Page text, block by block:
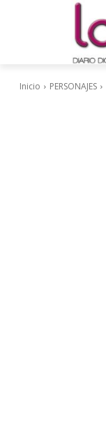
Inicio PERSONAJES